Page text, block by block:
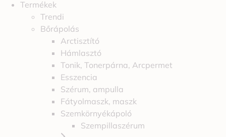
Termékek
Trendi
Bőrápolás
Arctisztító
Hámlasztó
Tonik, Tonerpárna, Arcpermet
Esszencia
Szérum, ampulla
Fátyolmaszk, maszk
Szemkörnyékápoló
Szempillaszérum